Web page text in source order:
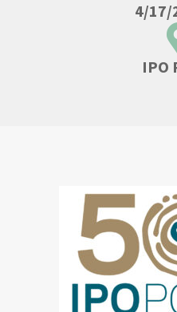
4/17/
IPO